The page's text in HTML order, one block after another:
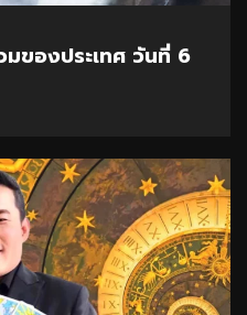
ของประเทศ วันที่ 6